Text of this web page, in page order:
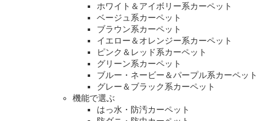
ホワイト＆アイボリー系カーペット
ベージュ系カーペット
ブラウン系カーペット
イエロー＆オレンジー系カーペット
ピンク＆レッド系カーペット
グリーン系カーペット
ブルー・ネービー＆パープル系カーペット
グレー＆ブラック系カーペット
機能で選ぶ
はっ水・防汚カーペット